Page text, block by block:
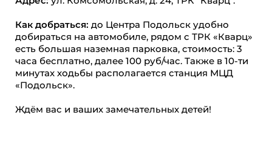
Как добраться: до Центра Подольск удобно
добираться на автомобиле, рядом с ТРК «Кварц»
есть большая наземная парковка, стоимость: 3
часа бесплатно, далее 100 руб/час. Также в 10-ти
минутах ходьбы располагается станция МЦД
«Подольск».
Ждём вас и ваших замечательных детей!